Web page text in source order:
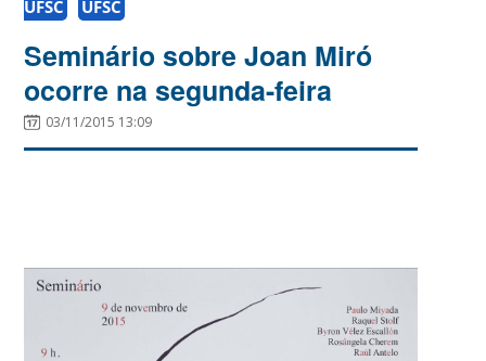
UFSC
UFSC
Seminário sobre Joan Miró
ocorre na segunda-feira
03/11/2015 13:09